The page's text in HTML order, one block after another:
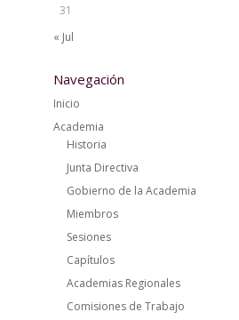
31
« Jul
Navegación
Inicio
Academia
Historia
Junta Directiva
Gobierno de la Academia
Miembros
Sesiones
Capítulos
Academias Regionales
Comisiones de Trabajo